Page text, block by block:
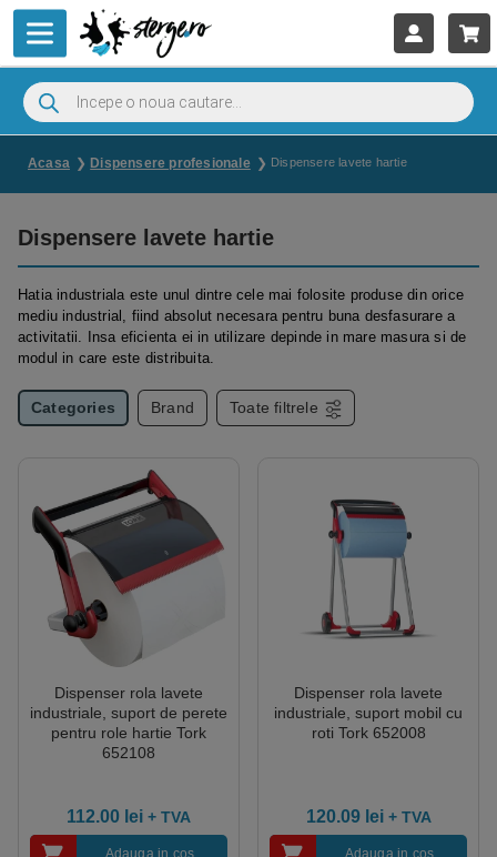
Acasa Dispensere profesionale Dispensere lavete hartie
Dispensere lavete hartie
Hatia industriala este unul dintre cele mai folosite produse din orice
mediu industrial, fiind absolut necesara pentru buna desfasurare a
activitatii. Insa eficienta ei in utilizare depinde in mare masura si de
modul in care este distribuita.
Categories Brand Toate filtrele
Dispenser rola lavete
industriale, suport de perete
pentru role hartie Tork
652108
112.00 lei + TVA
Dispenser rola lavete
industriale, suport mobil cu
roti Tork 652008
120.09 lei + TVA